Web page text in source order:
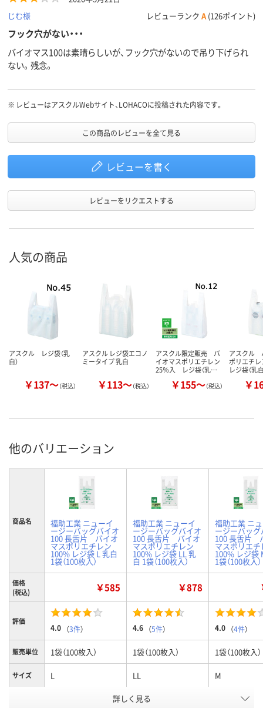
じむ様
レビューランク A (126ポイント)
フック穴がない・・・
バイオマス100は素晴らしいが、フック穴がないので吊り下げられ
ない。残念。
※ レビューはアスクルWebサイト、LOHACOに投稿された内容です。
この商品のレビューを全て見る
レビューを書く
レビューをリクエストする
人気の商品
アスクル レジ袋（乳
白）
￥137～（税込）
アスクル レジ袋エコノ
ミータイプ 乳白
￥113～（税込）
アスクル限定販売 バ
イオマスポリエチレン
25％入 レジ袋（乳…
￥155～（税込）
アスクル
ポリエチ
レジ袋（乳
￥
他のバリエーション
商品名 福助工業 ニューイ
ージーバッグバイオ
100 長舌片 バイオ
マスポリエチレン
100% レジ袋 L 乳白
1袋（100枚入）
福助工業 ニューイ
ージーバッグバイオ
100 長舌片 バイオ
マスポリエチレン
100% レジ袋 LL 乳
白 1袋（100枚入）
福助工業 ニ
ージーバッ
100 長舌片
マスポリエチ
100% レジ袋
1袋（100枚入）
価格
(税込)
￥585 ￥878
評価
4.0 （3件） 4.6 （5件） 4.0 （4件）
販売単位 1袋（100枚入） 1袋（100枚入） 1袋（100枚入）
サイズ L LL M
E848524 E848526
詳しく見る